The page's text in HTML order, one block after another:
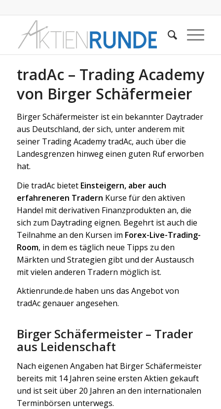
tradAc – Trading Academy
von Birger Schäfermeier
Birger Schäfermeister ist ein bekannter Daytrader
aus Deutschland, der sich, unter anderem mit
seiner Trading Academy tradAc, auch über die
Landesgrenzen hinweg einen guten Ruf erworben
hat.
Die tradAc bietet Einsteigern, aber auch
erfahreneren Tradern Kurse für den aktiven
Handel mit derivativen Finanzprodukten an, die
sich zum Daytrading eignen. Begehrt ist auch die
Teilnahme an den Kursen im Forex-Live-Trading-
Room, in dem es täglich neue Tipps zu den
Märkten und Strategien gibt und der Austausch
mit vielen anderen Tradern möglich ist.
Aktienrunde.de haben uns das Angebot von
tradAc genauer angesehen.
Birger Schäfermeister – Trader
aus Leidenschaft
Nach eigenen Angaben hat Birger Schäfermeister
bereits mit 14 Jahren seine ersten Aktien gekauft
und ist seit über 20 Jahren an den internationalen
Terminbörsen unterwegs.